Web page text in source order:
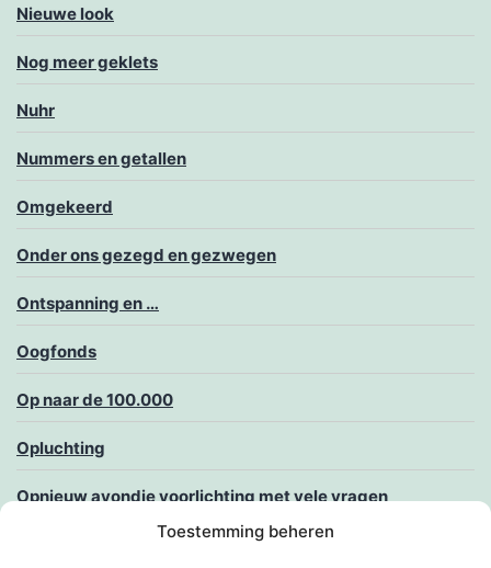
Toestemming beheren
Nieuwe look
Nog meer geklets
Nuhr
Nummers en getallen
Omgekeerd
Onder ons gezegd en gezwegen
Ontspanning en …
Oogfonds
Op naar de 100.000
Opluchting
Opnieuw avondje voorlichting met vele vragen